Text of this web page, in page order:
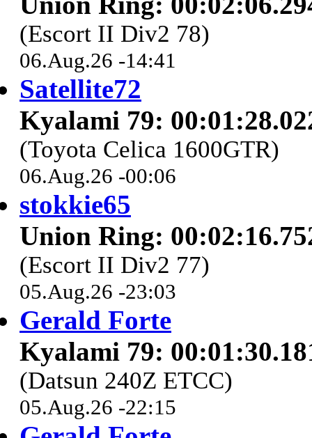
(Escort II Div2 78)
06.Aug.26 -14:41
Satellite72
Kyalami 79:
(Toyota Celica 1600GTR)
06.Aug.26 -00:06
stokkie65
Union Ring:
(Escort II Div2 77)
05.Aug.26 -23:03
Gerald Forte
Kyalami 79:
(Datsun 240Z ETCC)
05.Aug.26 -22:15